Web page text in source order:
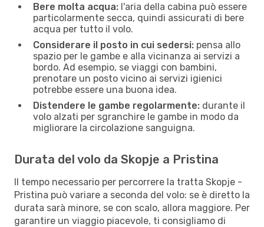
Bere molta acqua: l'aria della cabina può essere
particolarmente secca, quindi assicurati di bere
acqua per tutto il volo.
Considerare il posto in cui sedersi: pensa allo
spazio per le gambe e alla vicinanza ai servizi a
bordo. Ad esempio, se viaggi con bambini,
prenotare un posto vicino ai servizi igienici
potrebbe essere una buona idea.
Distendere le gambe regolarmente: durante il
volo alzati per sgranchire le gambe in modo da
migliorare la circolazione sanguigna.
Durata del volo da Skopje a Pristina
Il tempo necessario per percorrere la tratta Skopje -
Pristina può variare a seconda del volo: se è diretto la
durata sarà minore, se con scalo, allora maggiore. Per
garantire un viaggio piacevole, ti consigliamo di